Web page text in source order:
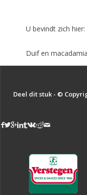
U bevindt zich hier:
Duif en
Deel dit stuk - ©